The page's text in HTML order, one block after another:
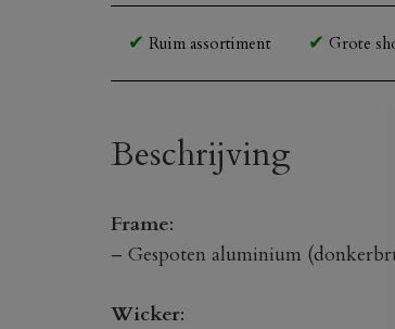
Ruim assortiment Grote
Beschrijving
Frame:
– Gespoten aluminium
Wicker: